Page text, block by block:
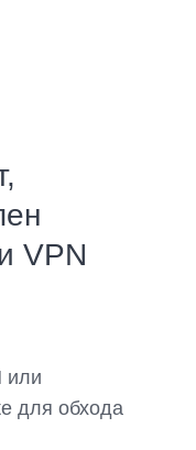
VPN
или
для обхода